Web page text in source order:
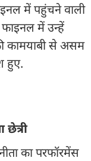
में पहुंचने वाली
फाइनल में उन्हें
कामयाबी से असम
हुए.
का परफॉरमेंस